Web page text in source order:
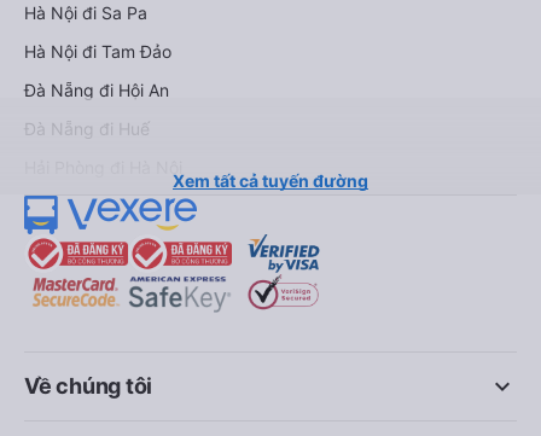
Hà Nội đi Sa Pa
Hà Nội đi Tam Đảo
Đà Nẵng đi Hội An
Đà Nẵng đi Huế
Xem tất cả tuyến đường
keyboard_arrow_down
Về chúng tôi